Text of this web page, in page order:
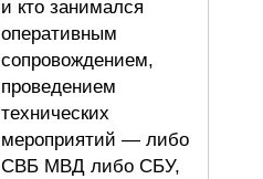
и кто занимался
оперативным
сопровождением,
проведением
технических
мероприятий — либо
СВБ МВД либо СБУ,